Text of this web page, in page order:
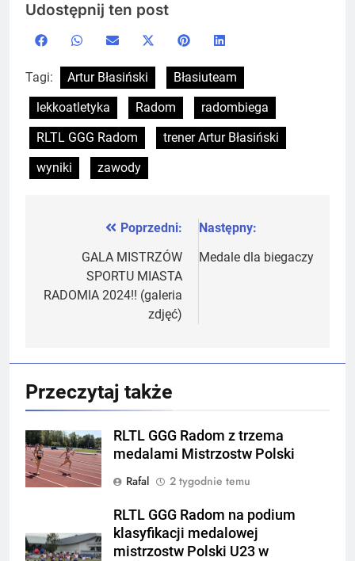
Udostępnij ten post
Share
Facebook
Share
WhatsApp
Share
Email
Share
Share
Pinterest
Tagi: Artur Błasiński
Błasiuteam
lekkoatletyka
Radom
radombiega
RLTL GGG Radom
trener Artur Błasiński
wyniki
zawody
Nawigacja
wpisu
Poprzedni:
GALA MISTRZÓW
SPORTU MIASTA
RADOMIA 2024!! (galeria
zdjęć)
Następny:
Medale dla biegaczy
Przeczytaj także
RLTL GGG Radom z trzema
medalami Mistrzostw Polski
Rafal
2 tygodnie temu
RLTL GGG Radom na podium
klasyfikacji medalowej
mistrzostw Polski U23 w